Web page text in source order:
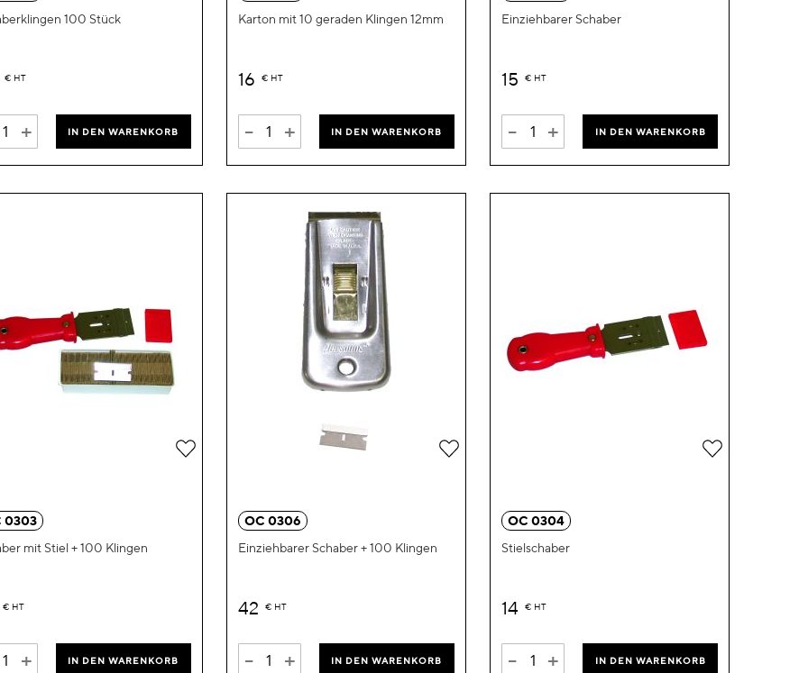
100 Stück
€ HT
+ IN DEN WARENKORB
Karton mit 10 geraden Klingen 12mm
16 € HT
- + IN DEN WARENKORB
Einziehbarer Schaber
15 € HT
- + IN DEN WARENKORB
0303
mit Stiel + 100 Klingen
€ HT
+ IN DEN WARENKORB
Zur
hinzufügen
OC 0306
Einziehbarer Schaber + 100 Klingen
42 € HT
- + IN DEN WARENKORB
Zur
hinzufügen
OC 0304
Stielschaber
14 € HT
- + IN DEN WARENKORB
Zur